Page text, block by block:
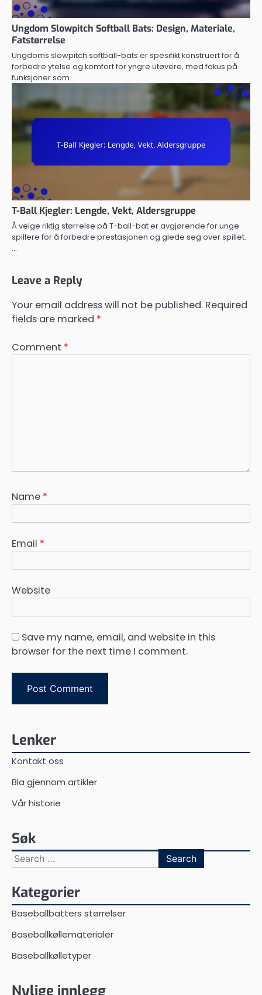
Ungdom Slowpitch Softball Bats: Design, Materiale,
Fatstørrelse
Ungdoms slowpitch softball-bats er spesifikt konstruert for å
forbedre ytelse og komfort for yngre utøvere, med fokus på
funksjoner som…
T-Ball Kjegler: Lengde, Vekt, Aldersgruppe
Å velge riktig størrelse på T-ball-bat er avgjørende for unge
spillere for å forbedre prestasjonen og glede seg over spillet.
…
Leave a Reply
Your email address will not be published. Required
fields are marked *
Comment *
Name *
Email *
Website
Save my name, email, and website in this
browser for the next time I comment.
Lenker
Kontakt oss
Bla gjennom artikler
Vår historie
Søk
Search
for:
Kategorier
Baseballbatters størrelser
Baseballkøllematerialer
Baseballkølletyper
Nylige innlegg